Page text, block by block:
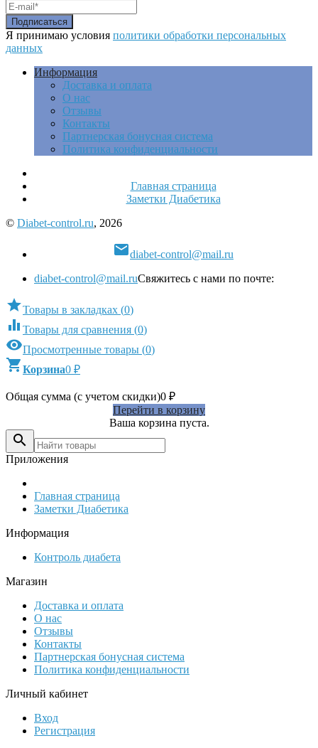
Я принимаю условия политики обработки персональных
данных
Информация
Доставка и оплата
О нас
Отзывы
Контакты
Партнерская бонусная система
Политика конфиденциальности
Главная страница
Заметки Диабетика
© Diabet-control.ru, 2026
diabet-control@mail.ru
diabet-control@mail.ruСвяжитесь с нами по почте:
Товары в закладках (0)
 Товары для сравнения (0)
Просмотренные товары (0)
Корзина0 ₽
Общая сумма (с учетом скидки)0 ₽
Перейти в корзину
Ваша корзина пуста.

Приложения
Главная страница
Заметки Диабетика
Информация
Контроль диабета
Магазин
Доставка и оплата
О нас
Отзывы
Контакты
Партнерская бонусная система
Политика конфиденциальности
Личный кабинет
Вход
Регистрация